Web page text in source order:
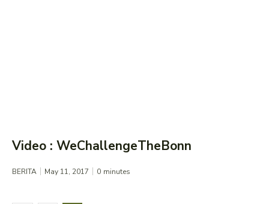
Video : WeChallengeTheBonn
BERITA May 11, 2017 0 minutes